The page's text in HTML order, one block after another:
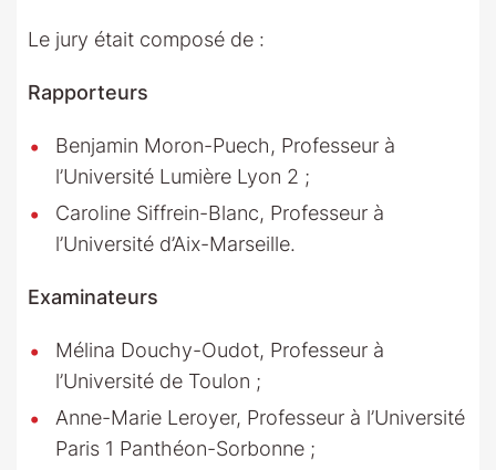
Le jury était composé de :
Rapporteurs
Benjamin Moron-Puech, Professeur à
l’Université Lumière Lyon 2 ;
Caroline Siffrein-Blanc, Professeur à
l’Université d’Aix-Marseille.
Examinateurs
Mélina Douchy-Oudot, Professeur à
l’Université de Toulon ;
Anne-Marie Leroyer, Professeur à l’Université
Paris 1 Panthéon-Sorbonne ;